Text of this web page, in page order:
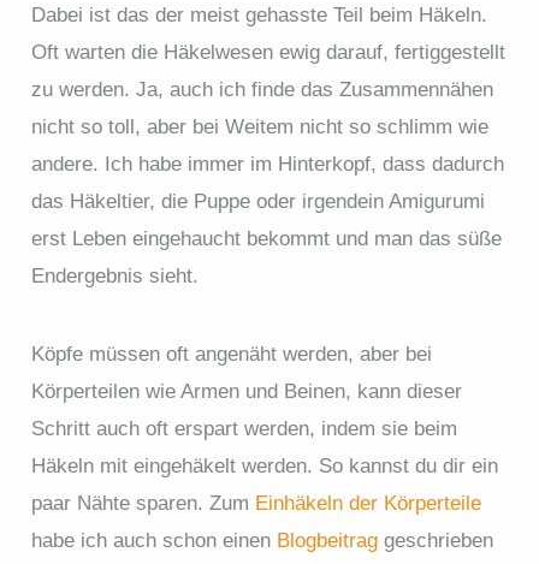
Dabei ist das der meist gehasste Teil beim Häkeln.
Oft warten die Häkelwesen ewig darauf, fertiggestellt
zu werden. Ja, auch ich finde das Zusammennähen
nicht so toll, aber bei Weitem nicht so schlimm wie
andere. Ich habe immer im Hinterkopf, dass dadurch
das Häkeltier, die Puppe oder irgendein Amigurumi
erst Leben eingehaucht bekommt und man das süße
Endergebnis sieht.
Köpfe müssen oft angenäht werden, aber bei
Körperteilen wie Armen und Beinen, kann dieser
Schritt auch oft erspart werden, indem sie beim
Häkeln mit eingehäkelt werden. So kannst du dir ein
paar Nähte sparen. Zum Einhäkeln der Körperteile
habe ich auch schon einen Blogbeitrag geschrieben